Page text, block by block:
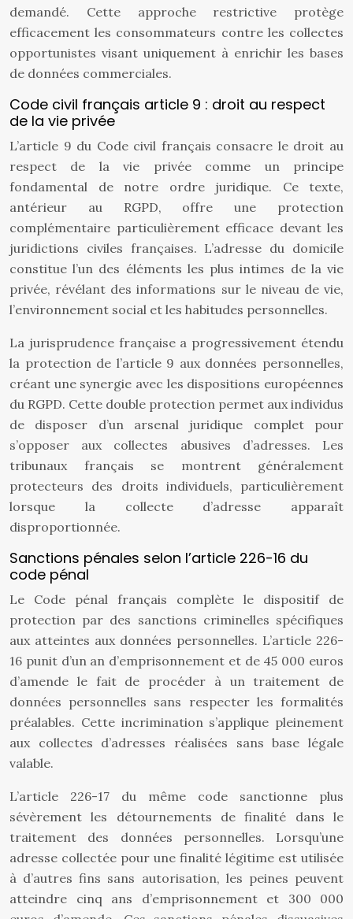
demandé. Cette approche restrictive protège
efficacement les consommateurs contre les collectes
opportunistes visant uniquement à enrichir les bases
de données commerciales.
Code civil français article 9 : droit au respect
de la vie privée
L’article 9 du Code civil français consacre le droit au
respect de la vie privée comme un principe
fondamental de notre ordre juridique. Ce texte,
antérieur au RGPD, offre une protection
complémentaire particulièrement efficace devant les
juridictions civiles françaises. L’adresse du domicile
constitue l’un des éléments les plus intimes de la vie
privée, révélant des informations sur le niveau de vie,
l’environnement social et les habitudes personnelles.
La jurisprudence française a progressivement étendu
la protection de l’article 9 aux données personnelles,
créant une synergie avec les dispositions européennes
du RGPD. Cette double protection permet aux individus
de disposer d’un arsenal juridique complet pour
s’opposer aux collectes abusives d’adresses. Les
tribunaux français se montrent généralement
protecteurs des droits individuels, particulièrement
lorsque la collecte d’adresse apparaît
disproportionnée.
Sanctions pénales selon l’article 226-16 du
code pénal
Le Code pénal français complète le dispositif de
protection par des sanctions criminelles spécifiques
aux atteintes aux données personnelles. L’article 226-
16 punit d’un an d’emprisonnement et de 45 000 euros
d’amende le fait de procéder à un traitement de
données personnelles sans respecter les formalités
préalables. Cette incrimination s’applique pleinement
aux collectes d’adresses réalisées sans base légale
valable.
L’article 226-17 du même code sanctionne plus
sévèrement les détournements de finalité dans le
traitement des données personnelles. Lorsqu’une
adresse collectée pour une finalité légitime est utilisée
à d’autres fins sans autorisation, les peines peuvent
atteindre cinq ans d’emprisonnement et 300 000